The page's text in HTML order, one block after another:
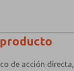
de acción directa,